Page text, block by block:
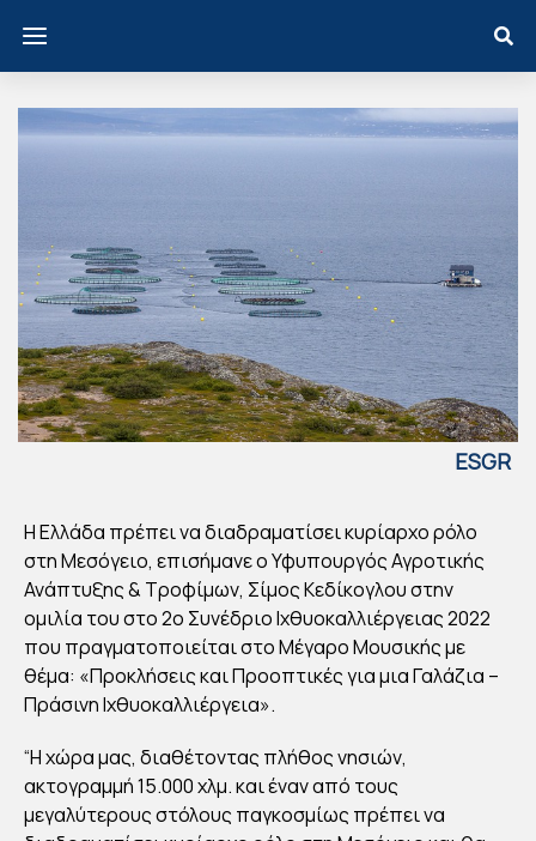
ESGR
ΝΕ
Α
ΑΛ
ΕΙΑ
ΓΙΑ
ΞΗ
Η Ελλάδα πρέπει να διαδραματίσει κυρίαρχο ρόλο
στη Μεσόγειο, επισήμανε ο Υφυπουργός Αγροτικής
Ανάπτυξης & Τροφίμων, Σίμος Κεδίκογλου στην
ομιλία του στο 2ο Συνέδριο Ιχθυοκαλλιέργειας 2022
που πραγματοποιείται στο Μέγαρο Μουσικής με
θέμα: «Προκλήσεις και Προοπτικές για μια Γαλάζια –
Πράσινη Ιχθυοκαλλιέργεια».
“Η χώρα μας, διαθέτοντας πλήθος νησιών,
ακτογραμμή 15.000 χλμ. και έναν από τους
μεγαλύτερους στόλους παγκοσμίως πρέπει να